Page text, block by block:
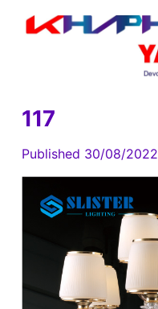
117
Published 30/08/2022